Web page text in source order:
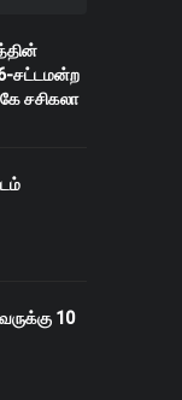
சட்டமன்ற
சசிகலா
10